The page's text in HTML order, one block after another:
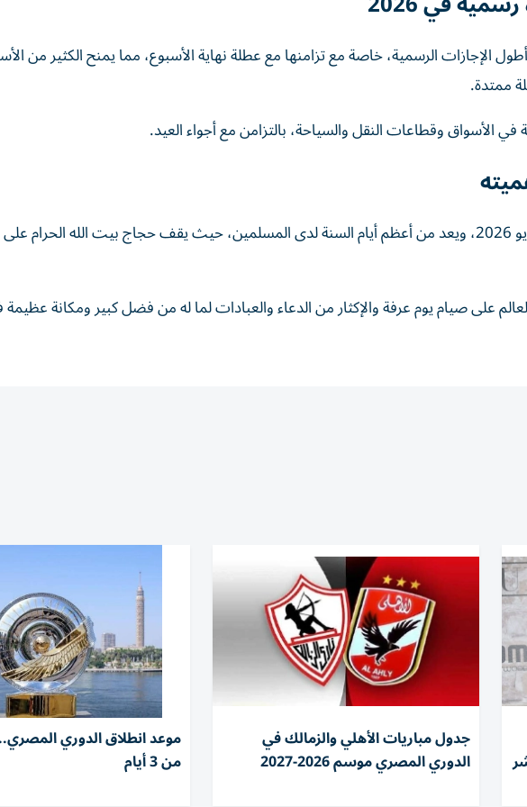
الإجازات الرسمية، خاصة مع تزامنها مع عطلة نهاية الأسبوع، مما يمنح الكثير من
ممتدة.
الأسواق وقطاعات النقل والسياحة، بالتزامن مع أجواء العيد.
يوافق يوم عرفة هذا العام الثلاثاء 26 مايو 2026، ويعد من أعظم أيام السنة لدى المسلمين، حيث يقف حجاج بيت الله الحرام
على صيام يوم عرفة والإكثار من الدعاء والعبادات لما له من فضل كبير ومكانة
جدول مباريات الأهلي والزمالك في
الدوري المصري موسم 2026-2027
موعد انطلاق الدوري
من 3 أيام